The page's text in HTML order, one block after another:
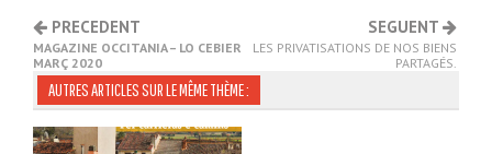
PRECEDENT
MAGAZINE OCCITANIA – LO CEBIER
MARÇ 2020
SEGUENT
LES PRIVATISATIONS DE NOS BIENS
PARTAGÉS.
AUTRES ARTICLES SUR LE MÊME THÈME :